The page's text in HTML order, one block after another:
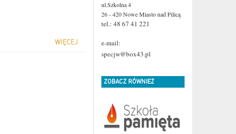
WIĘCEJ
ul.Szkolna 4
26 - 420 Nowe Miastonad Pilicą
tel.: 48 67 41 221
e-mail:
specjw@box43.pl
ZOBACZ RÓWNIEŻ